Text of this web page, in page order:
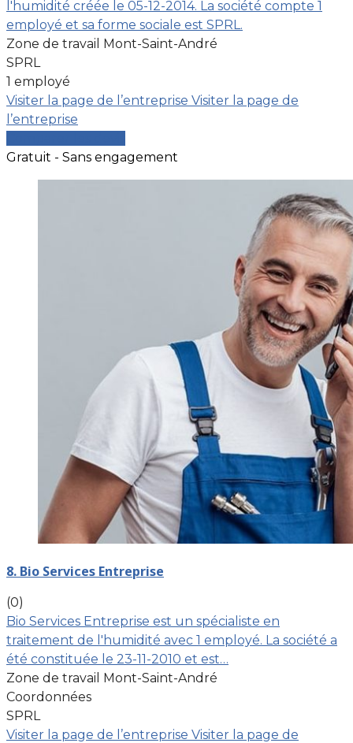
l'humidité créée le 05-12-2014. La société compte 1
employé et sa forme sociale est SPRL.
Zone de travail Mont-Saint-André
SPRL
1 employé
Visiter la page de l’entreprise Visiter la page de
l’entreprise
Gratuit - Sans engagement
8. Bio Services Entreprise
(0)
Bio Services Entreprise est un spécialiste en
traitement de l'humidité avec 1 employé. La société a
été constituée le 23-11-2010 et est…
Zone de travail Mont-Saint-André
Coordonnées
SPRL
Visiter la page de l’entreprise Visiter la page de